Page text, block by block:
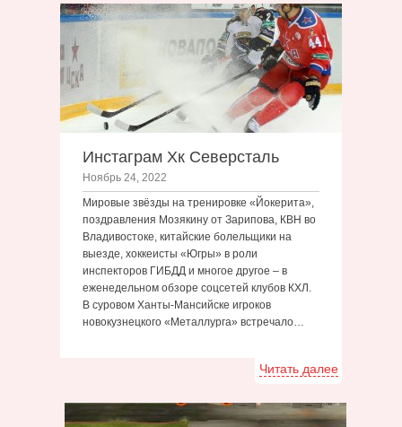
Инстаграм Хк Северсталь
Ноябрь 24, 2022
Мировые звёзды на тренировке «Йокерита»,
поздравления Мозякину от Зарипова, КВН во
Владивостоке, китайские болельщики на
выезде, хоккеисты «Югры» в роли
инспекторов ГИБДД и многое другое – в
еженедельном обзоре соцсетей клубов КХЛ.
В суровом Ханты-Мансийске игроков
новокузнецкого «Металлурга» встречало…
Читать далее